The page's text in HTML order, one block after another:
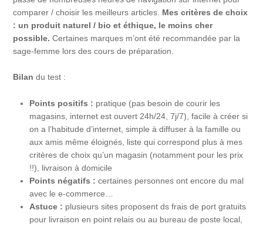
comparer / choisir les meilleurs articles. Mes critères de choix
: un produit naturel / bio et éthique, le moins cher
possible. Certaines marques m’ont été recommandée par la
sage-femme lors des cours de préparation.
Bilan du test :
Points positifs : pratique (pas besoin de courir les
magasins, internet est ouvert 24h/24, 7j/7), facile à créer si
on a l’habitude d’internet, simple à diffuser à la famille ou
aux amis même éloignés, liste qui correspond plus à mes
critères de choix qu’un magasin (notamment pour les prix
!!), livraison à domicile
Points négatifs : certaines personnes ont encore du mal
avec le e-commerce…
Astuce : plusieurs sites proposent ds frais de port gratuits
pour livraison en point relais ou au bureau de poste local,